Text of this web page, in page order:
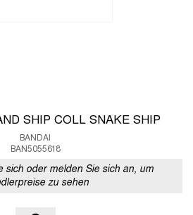
SHIP COLL SNAKE SHIP
BANDAI
BAN5055618
sich oder melden Sie sich an, um
zu sehen